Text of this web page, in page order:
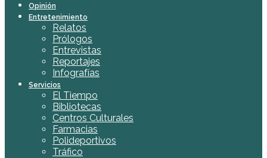
Opinión
Entretenimiento
Relatos
Prólogos
Entrevistas
Reportajes
Infografías
Servicios
El Tiempo
Bibliotecas
Centros Culturales
Farmacias
Polideportivos
Tráfico